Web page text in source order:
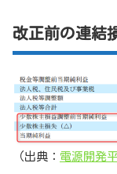
改正前の連結
（出典： 電源開発